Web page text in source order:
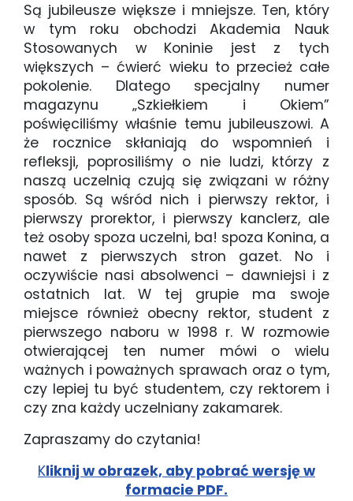
Są jubileusze większe i mniejsze. Ten, który
w tym roku obchodzi Akademia Nauk
Stosowanych w Koninie jest z tych
większych – ćwierć wieku to przecież całe
pokolenie. Dlatego specjalny numer
magazynu „Szkiełkiem i Okiem”
poświęciliśmy właśnie temu jubileuszowi. A
że rocznice skłaniają do wspomnień i
refleksji, poprosiliśmy o nie ludzi, którzy z
naszą uczelnią czują się związani w różny
sposób. Są wśród nich i pierwszy rektor, i
pierwszy prorektor, i pierwszy kanclerz, ale
też osoby spoza uczelni, ba! spoza Konina, a
nawet z pierwszych stron gazet. No i
oczywiście nasi absolwenci – dawniejsi i z
ostatnich lat. W tej grupie ma swoje
miejsce również obecny rektor, student z
pierwszego naboru w 1998 r. W rozmowie
otwierającej ten numer mówi o wielu
ważnych i poważnych sprawach oraz o tym,
czy lepiej tu być studentem, czy rektorem i
czy zna każdy uczelniany zakamarek.
Zapraszamy do czytania!
Kliknij w obrazek, aby pobrać wersję w
formacie PDF.